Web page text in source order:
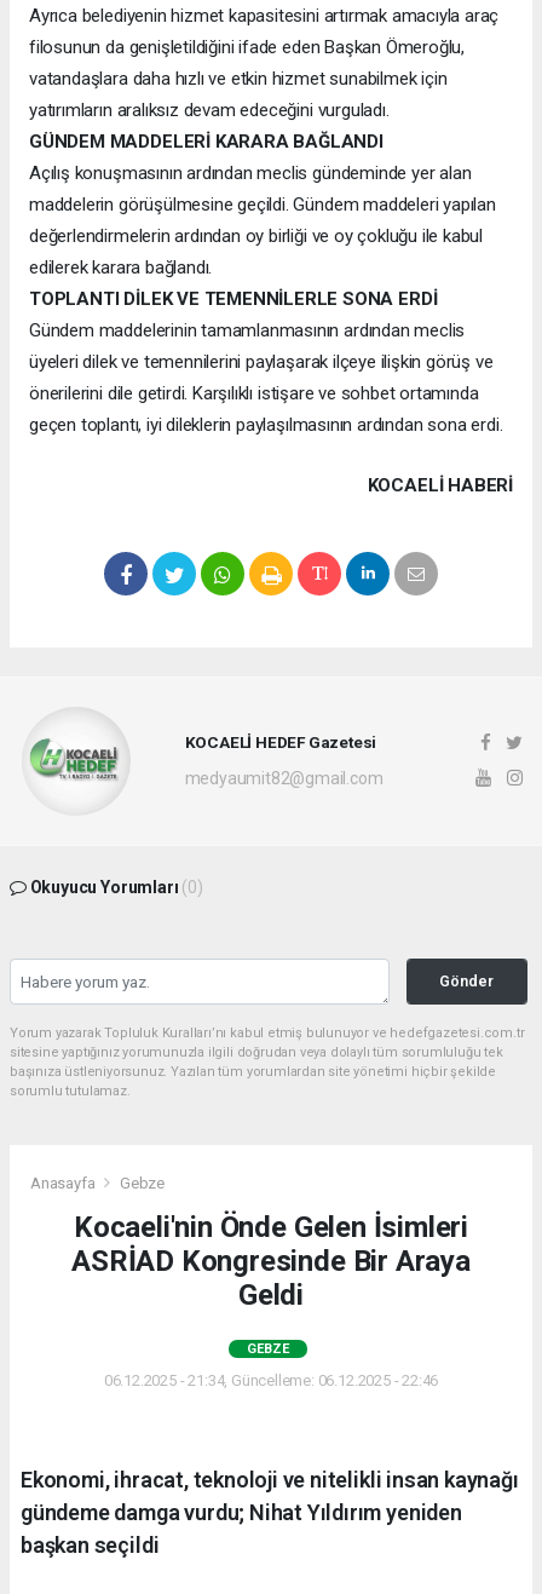
Ayrıca belediyenin hizmet kapasitesini artırmak amacıyla araç
filosunun da genişletildiğini ifade eden Başkan Ömeroğlu,
vatandaşlara daha hızlı ve etkin hizmet sunabilmek için
yatırımların aralıksız devam edeceğini vurguladı.
GÜNDEM MADDELERİ KARARA BAĞLANDI
Açılış konuşmasının ardından meclis gündeminde yer alan
maddelerin görüşülmesine geçildi. Gündem maddeleri yapılan
değerlendirmelerin ardından oy birliği ve oy çokluğu ile kabul
edilerek karara bağlandı.
TOPLANTI DİLEK VE TEMENNİLERLE SONA ERDİ
Gündem maddelerinin tamamlanmasının ardından meclis
üyeleri dilek ve temennilerini paylaşarak ilçeye ilişkin görüş ve
önerilerini dile getirdi. Karşılıklı istişare ve sohbet ortamında
geçen toplantı, iyi dileklerin paylaşılmasının ardından sona erdi.
KOCAELI HABERİ
KOCAELİ HEDEF Gazetesi
medyaumit82@gmail.com
Okuyucu Yorumları (0)
Gönder
Yorum yazarak Topluluk Kuralları’nı kabul etmiş bulunuyor ve hedefgazetesi.com.tr
sitesine yaptığınız yorumunuzla ilgili doğrudan veya dolaylı tüm sorumluluğu tek
başınıza üstleniyorsunuz. Yazılan tüm yorumlardan site yönetimi hiçbir şekilde
sorumlu tutulamaz.
Anasayfa Gebze
Kocaeli'nin Önde Gelen İsimleri
ASRİAD Kongresinde Bir Araya
Geldi
GEBZE
06.12.2025 - 21:34, Güncelleme: 06.12.2025 - 22:46
Ekonomi, ihracat, teknoloji ve nitelikli insan kaynağı
gündeme damga vurdu; Nihat Yıldırım yeniden
başkan seçildi